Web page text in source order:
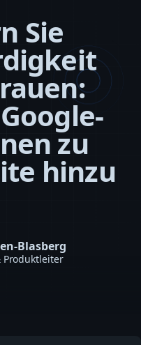
Sie
zu
hinzu
Blasberg